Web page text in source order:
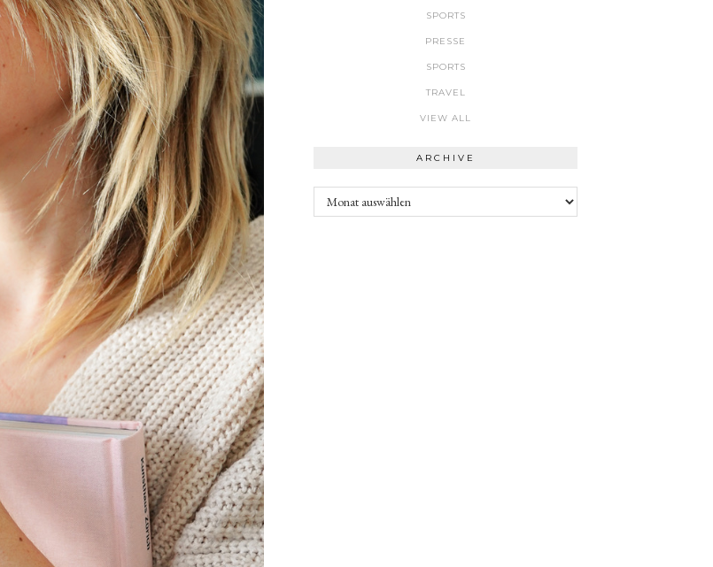
SPORTS
PRESSE
SPORTS
TRAVEL
VIEW ALL
ARCHIVE
Archive